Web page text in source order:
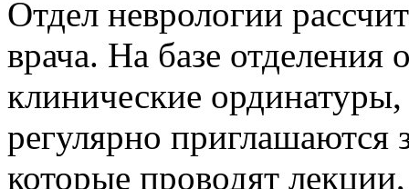
Отдел неврологии
врача. На базе отделения
клинические
регулярно приглашаются
которые проводят